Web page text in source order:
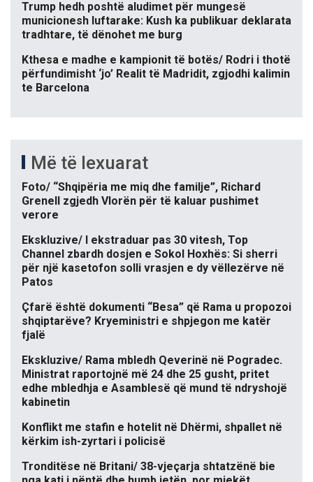
Trump hedh poshtë aludimet për mungesë
municionesh luftarake: Kush ka publikuar deklarata
tradhtare, të dënohet me burg
Kthesa e madhe e kampionit të botës/ Rodri i thotë
përfundimisht ‘jo’ Realit të Madridit, zgjodhi kalimin
te Barcelona
Më të lexuarat
Foto/ “Shqipëria me miq dhe familje”, Richard
Grenell zgjedh Vlorën për të kaluar pushimet
verore
Ekskluzive/ I ekstraduar pas 30 vitesh, Top
Channel zbardh dosjen e Sokol Hoxhës: Si sherri
për një kasetofon solli vrasjen e dy vëllezërve në
Patos
Çfarë është dokumenti “Besa” që Rama u propozoi
shqiptarëve? Kryeministri e shpjegon me katër
fjalë
Ekskluzive/ Rama mbledh Qeverinë në Pogradec.
Ministrat raportojnë më 24 dhe 25 gusht, pritet
edhe mbledhja e Asamblesë që mund të ndryshojë
kabinetin
Konflikt me stafin e hotelit në Dhërmi, shpallet në
kërkim ish-zyrtari i policisë
Tronditëse në Britani/ 38-vjeçarja shtatzënë bie